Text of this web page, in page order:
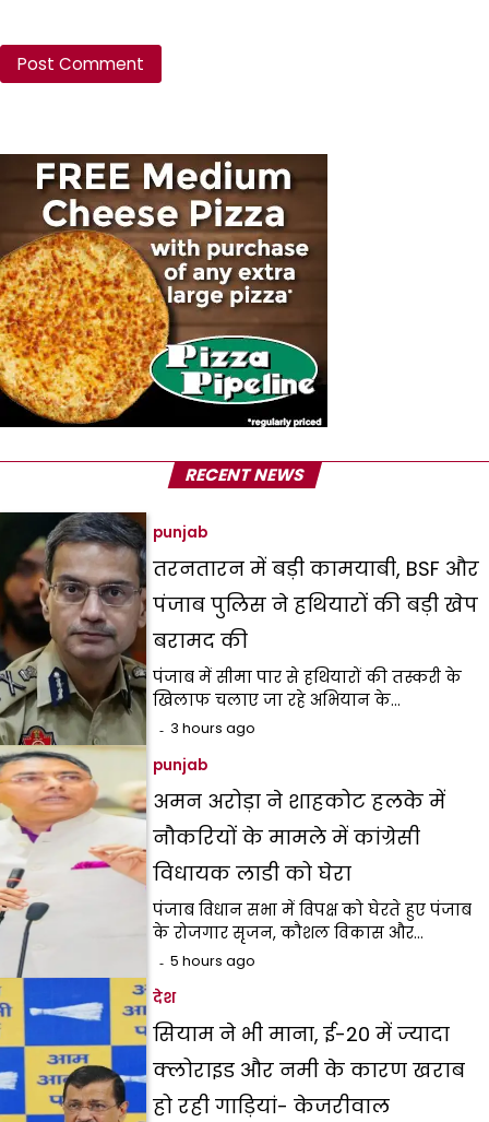
RECENT NEWS
punjab
तरनतारन में बड़ी कामयाबी, BSF और
पंजाब पुलिस ने हथियारों की बड़ी खेप
बरामद की
पंजाब में सीमा पार से हथियारों की तस्करी के
खिलाफ चलाए जा रहे अभियान के…
3 hours ago
punjab
अमन अरोड़ा ने शाहकोट हलके में
नौकरियों के मामले में कांग्रेसी
विधायक लाडी को घेरा
पंजाब विधान सभा में विपक्ष को घेरते हुए पंजाब
के रोजगार सृजन, कौशल विकास और…
5 hours ago
देश
सियाम ने भी माना, ई-20 में ज्यादा
क्लोराइड और नमी के कारण खराब
हो रही गाड़ियां- केजरीवाल